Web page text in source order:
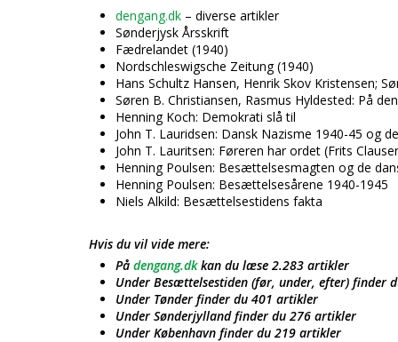
dengang.dk – diverse artikler
Sønderjysk Årsskrift
Fædrelandet (1940)
Nordschleswigsche Zeitung (1940)
Hans Schultz Hansen, Henrik Skov Kristensen;
Søren B. Christiansen, Rasmus Hyldested: På
Henning Koch: Demokrati slå til
John T. Lauridsen: Dansk Nazisme 1940-45 og
John T. Lauritsen: Føreren har ordet (Frits
Henning Poulsen: Besættelsesmagten og de
Henning Poulsen: Besættelsesårene 1940-1945
Niels Alkild: Besættelsestidens fakta
Hvis du vil vide mere:
På dengang.dkkan du læse 2.283 artikler
Under Besættelsestiden (før, under, efter) finder
Under Tønder finder du 401 artikler
Under Sønderjylland finder du 276 artikler
Under København finder du 219 artikler